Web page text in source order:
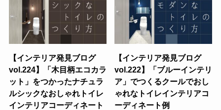
【インテリア発見ブログ
vol.224】「木目柄エコカラ
ット」をつかったナチュラ
ルシックなおしゃれトイレ
インテリアコーディネート
【インテリア発見ブログ
vol.222】「ブルーインテリ
ア」でつくるクールでおし
ゃれなトイレインテリアコ
ーディネート例